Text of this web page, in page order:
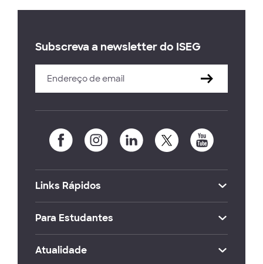
Subscreva a newsletter do ISEG
Links Rápidos
Para Estudantes
Atualidade